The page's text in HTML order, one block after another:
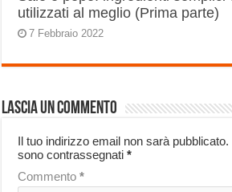
utilizzati al meglio (Prima parte)
7 Febbraio 2022
Lascia un commento
Il tuo indirizzo email non sarà pubblicato.
sono contrassegnati*
Commento*